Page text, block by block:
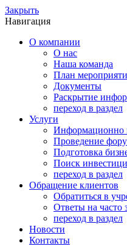
Закрыть
Навигация
О компании
О нас
Наша команда
План
Документы
Раскрытие
переход в раздел
Услуги
Информационно
Проведение
Подготовка
Поиск
переход в раздел
Обращение клиентов
Обратиться в
Ответы на часто
переход в раздел
Новости
Контакты